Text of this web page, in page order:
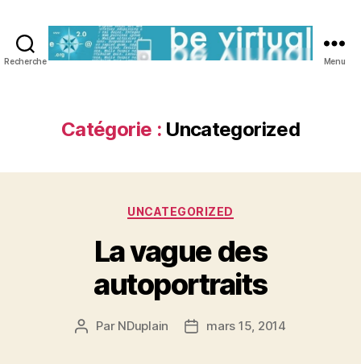
Recherche Menu
Catégorie : Uncategorized
Catégories
UNCATEGORIZED
La vague des
autoportraits
Auteur
Par NDuplain
Datemars 15, 2014